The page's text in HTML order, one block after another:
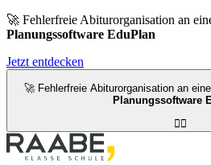
🚀 Fehlerfreie Abiturorganisation an
Planungssoftware EduPlan
Jetzt entdecken
🚀 Fehlerfreie Abiturorganisation an
Planungssoftware
